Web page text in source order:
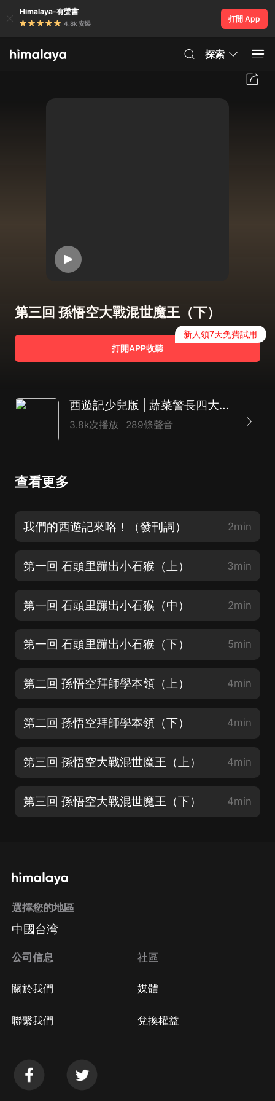
Himalaya-有聲書
4.8k 安裝
打開 App
探索
第三回 孫悟空大戰混世魔王（下）
打開APP收聽
新人領7天免費試用
西遊記少兒版 | 蔬菜警長四大名著|哄睡
3.8k次播放 289條聲音
查看更多
我們的西遊記來咯！（發刊詞） 2min
第一回 石頭里蹦出小石猴（上） 3min
第一回 石頭里蹦出小石猴（中） 2min
第一回 石頭里蹦出小石猴（下） 5min
第二回 孫悟空拜師學本領（上） 4min
第二回 孫悟空拜師學本領（下） 4min
第三回 孫悟空大戰混世魔王（上） 4min
第三回 孫悟空大戰混世魔王（下） 4min
選擇您的地區
中國台湾
公司信息
關於我們
聯繫我們
社區
媒體
兌換權益